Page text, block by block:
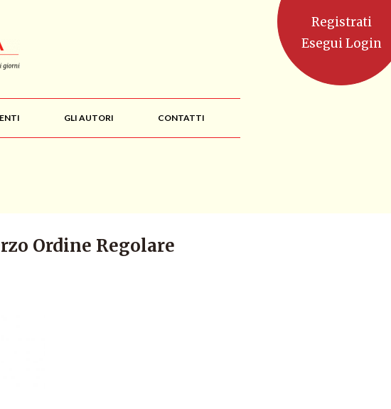
GLI AUTORI CONTATTI
Ordine Regolare
Registrati
Esegui Login